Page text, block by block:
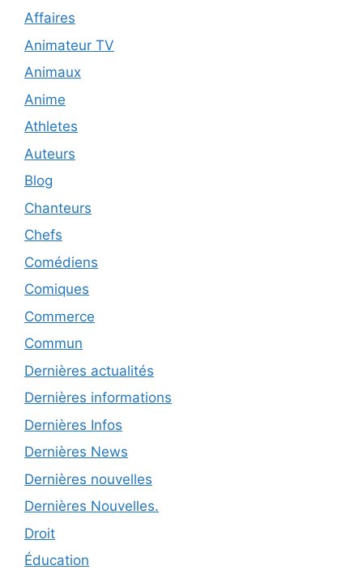
Affaires
Animateur TV
Animaux
Anime
Athletes
Auteurs
Blog
Chanteurs
Chefs
Comédiens
Comiques
Commerce
Commun
Dernières actualités
Dernières informations
Dernières Infos
Dernières News
Dernières nouvelles
Dernières Nouvelles.
Droit
Éducation